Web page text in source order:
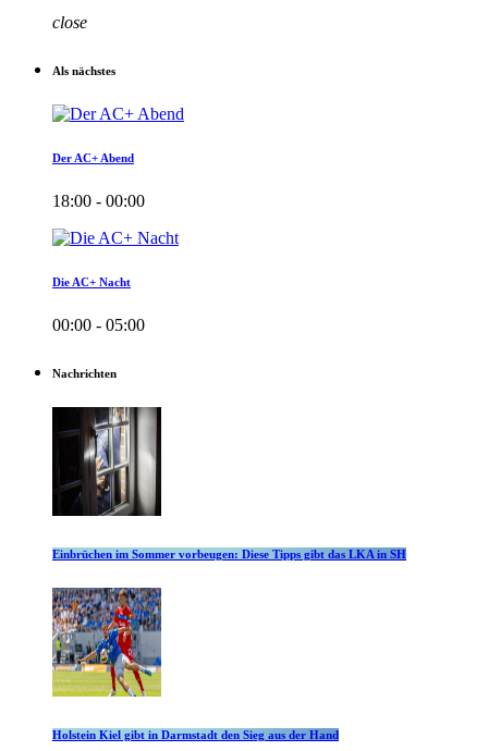
close
Als nächstes
Der AC+ Abend
18:00 - 00:00
Die AC+ Nacht
00:00 - 05:00
Nachrichten
Einbrüchen im Sommer vorbeugen: Diese Tipps gibt das LKA in SH
Holstein Kiel gibt in Darmstadt den Sieg aus der Hand